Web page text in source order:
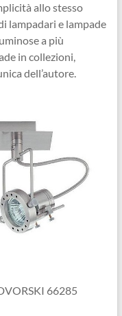
allo stesso
lampadari e lampade
a più
in collezioni,
dell’autore.
66285